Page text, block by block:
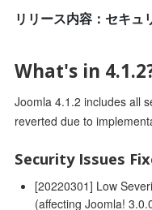
リリース内容：セキュ
What's in
Joomla 4.1.2 includes all
reverted due to
Security Issues
[20220301] Low
(affecting Joomla!